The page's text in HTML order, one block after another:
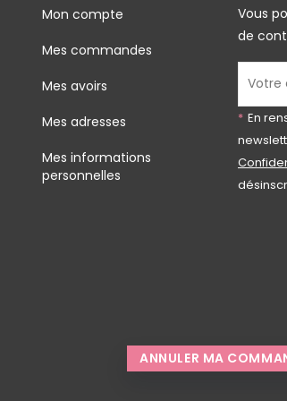
Mon compte
Mes commandes
Mes avoirs
Mes adresses
Mes informations
personnelles
Vous
de
* En
ANNULER MA